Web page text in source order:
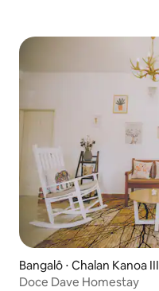
Bangalô ⋅ Chalan Kanoa III
Doce Dave Homestay